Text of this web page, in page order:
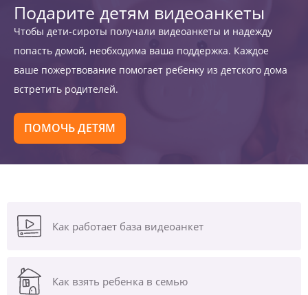
Подарите детям видеоанкеты
Чтобы дети-сироты получали видеоанкеты и надежду
попасть домой, необходима ваша поддержка. Каждое
ваше пожертвование помогает ребенку из детского дома
встретить родителей.
ПОМОЧЬ ДЕТЯМ
Как работает база видеоанкет
Как взять ребенка в семью